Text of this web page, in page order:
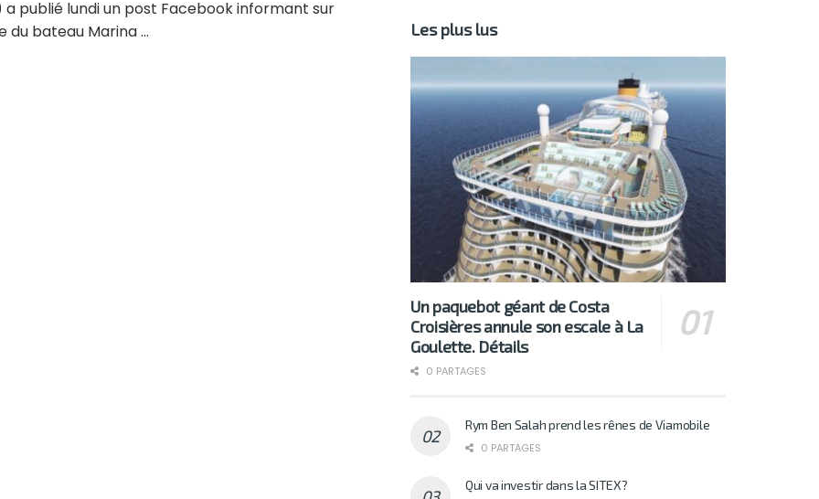
a publié lundi un post Facebook informant sur
du bateau Marina ...
Les plus lus
Un paquebot géant de Costa
Croisières annule son escale à La
Goulette. Détails
0 PARTAGES
Rym Ben Salah prend les rênes de Viamobile
0 PARTAGES
Qui va investir dans la SITEX?